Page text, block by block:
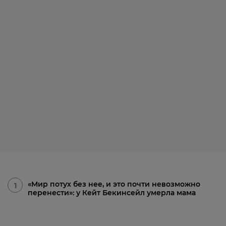
1
«Мир потух без нее, и это почти невозможно
перенести»: у Кейт Бекинсейл умерла мама